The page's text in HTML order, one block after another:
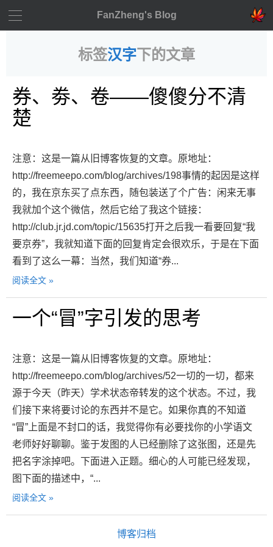
FanZheng's Blog
标签汉字下的文章
券、劵、卷——傻傻分不清
楚
注意：这是一篇从旧博客恢复的文章。原地址：
http://freemeepo.com/blog/archives/198事情的起因是这样
的，我在京东买了点东西，随包装送了个广告：闲来无事
我就加个这个微信，然后它给了我这个链接：
http://club.jr.jd.com/topic/15635打开之后我一看要回复“我
要京券”，我就知道下面的回复肯定会很欢乐，于是在下面
看到了这么一幕：当然，我们知道“券...
阅读全文 »
一个“冒”字引发的思考
注意：这是一篇从旧博客恢复的文章。原地址：
http://freemeepo.com/blog/archives/52一切的一切，都来
源于今天（昨天）学术状态帝转发的这个状态。不过，我
们接下来将要讨论的东西并不是它。如果你真的不知道
“冒”上面是不封口的话，我觉得你有必要找你的小学语文
老师好好聊聊。鉴于发图的人已经删除了这张图，还是先
把名字涂掉吧。下面进入正题。细心的人可能已经发现，
图下面的描述中，“...
阅读全文 »
博客归档